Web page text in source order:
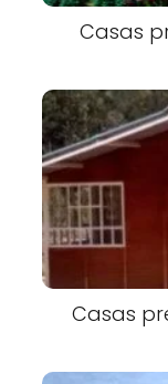
Casas
Casas